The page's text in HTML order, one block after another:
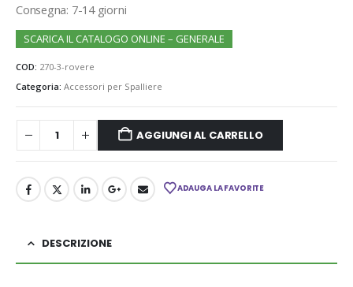
Consegna: 7-14 giorni
SCARICA IL CATALOGO ONLINE – GENERALE
COD: 270-3-rovere
Categoria: Accessori per Spalliere
AGGIUNGI AL CARRELLO
ADAUGA LA FAVORITE
DESCRIZIONE